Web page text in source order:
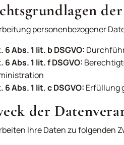
personenbezogener
6 Abs. 1 lit. b DSGVO:
6 Abs. 1 lit. f DSGVO:
6 Abs. 1 lit. c DSGVO: Erfüllung
der
Ihre Daten zu folgenden